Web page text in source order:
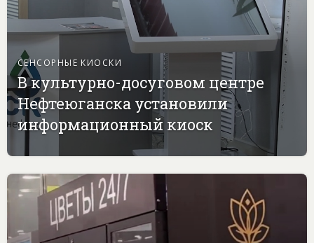
СЕНСОРНЫЕ КИОСКИ
В культурно-досуговом центре
Нефтеюганска установили
информационный киоск